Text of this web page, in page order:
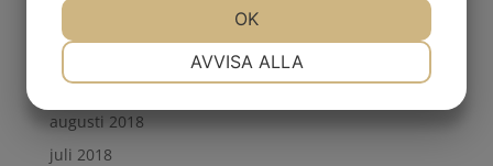
november 2018
september 2018
augusti 2018
juli 2018
MARKNADSFÖRING
AVVISA ALLA
OK